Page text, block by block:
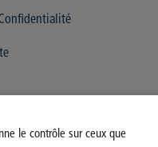
le contrôle sur ceux que